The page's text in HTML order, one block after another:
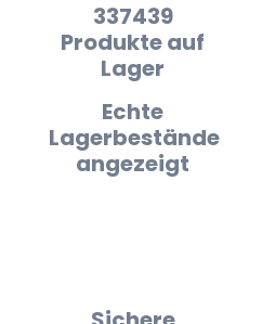
337439
Produkte auf
Lager
Echte
Lagerbestände
angezeigt